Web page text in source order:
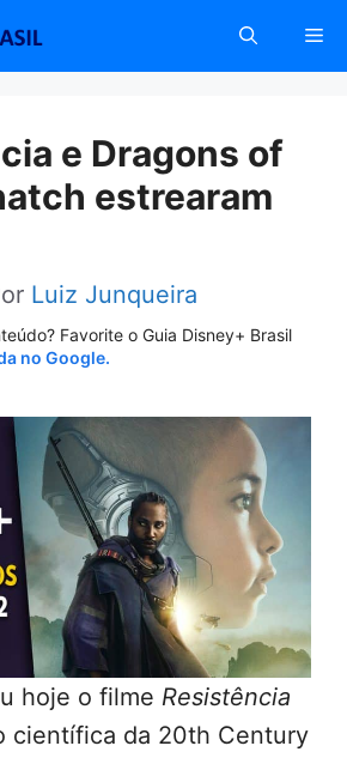
e Dragons of
estrearam
Luiz Junqueira
Favorite o Guia Disney+ Brasil
no Google.
hoje o filme Resistência
científica da 20th Century